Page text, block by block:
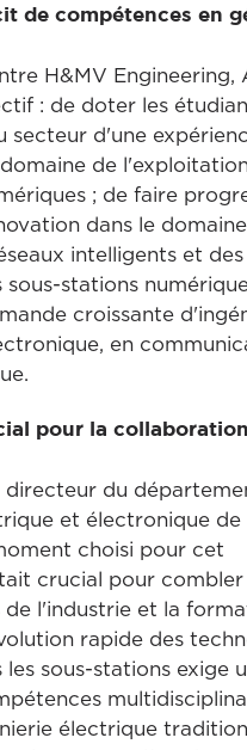
de compétences en
H&MV Engineering,
: de doter les
secteur d'une
de
; de faire
dans le
intelligents et des
stations
croissante
en
pour la collaboration
directeur du
et électronique de
choisi pour cet
crucial pour combler
de l'industrie et la
rapide des
les sous-stations exige
électrique